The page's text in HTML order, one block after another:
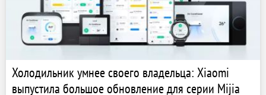
Холодильник умнее своего владельца: Xiaomi
выпустила большое обновление для серии Mijia